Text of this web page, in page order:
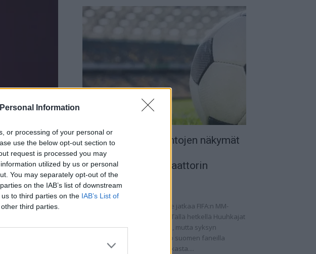
Information
or processing of your personal or
use the below opt-out section to
request is processed you may
utilized by us or personal
You may separately opt-out of the
on the IAB’s list of downstream
to third parties on the IAB’s List of
third parties.
Venäjä,
Suomen MM-karsintojen näkymät
– todellinen
jalkapallokommentaattorin
analyysi
22.09.2025 11:20
Suomen miesten maajoukkue jatkaa FIFA:n MM-
karsintoja vaihtelevin ottein. Tällä hetkellä Huuhkajat
ovat kolmantena lohkossaan, mutta syksyn
ratkaisuottelut kertovat, onko suomen faneilla
realistista unelmoida kisapaikasta....